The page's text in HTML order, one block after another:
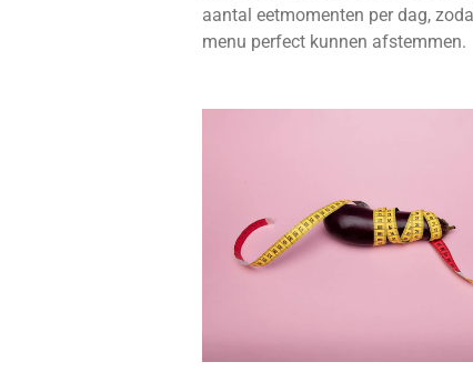
aantal eetmomenten per dag,
menu perfect kunnen afstemmen.